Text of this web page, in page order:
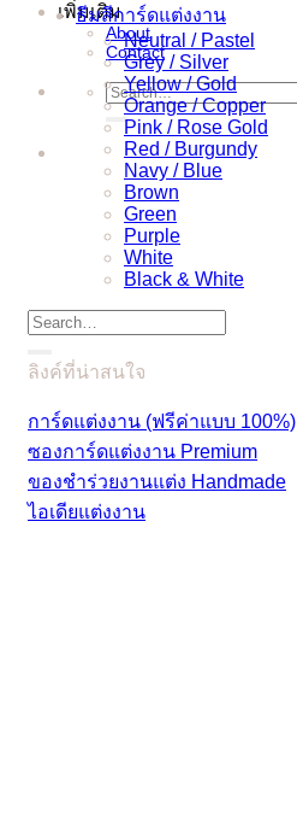
เพิ่มเติม
About
Contact
Search
for:
ธีมสีการ์ดแต่งงาน
Neutral / Pastel
Grey / Silver
Yellow / Gold
Orange / Copper
Pink / Rose Gold
Red / Burgundy
Navy / Blue
Brown
Green
Purple
White
Black & White
Search
for:
ลิงค์ที่น่าสนใจ
การ์ดแต่งงาน (ฟรีค่าแบบ 100%)
ซองการ์ดแต่งงาน Premium
ของชำร่วยงานแต่ง Handmade
ไอเดียแต่งงาน